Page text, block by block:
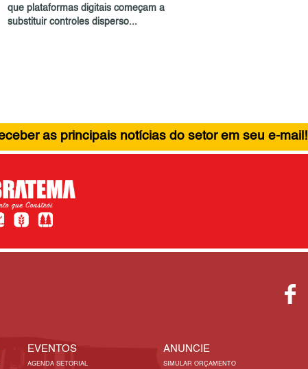
que plataformas digitais começam a
substituir controles disperso...
as principais notícias do setor em seu e-mail!
EVENTOS
AGENDA SETORIAL
ANUNCIE
SIMULAR ORÇAMENTO